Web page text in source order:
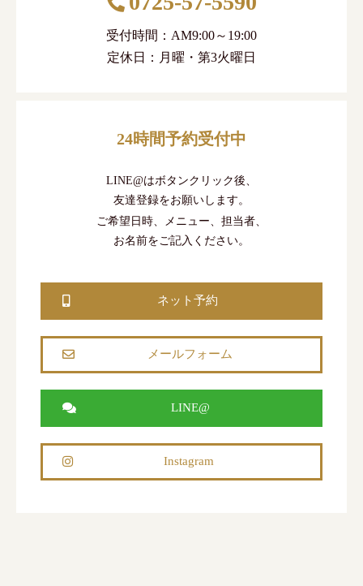
受付時間：AM9:00～19:00
定休日：月曜・第3火曜日
24時間予約受付中
LINE@はボタンクリック後、
友達登録をお願いします。
ご希望日時、メニュー、担当者、
お名前をご記入ください。
ネット予約
メールフォーム
LINE@
Instagram